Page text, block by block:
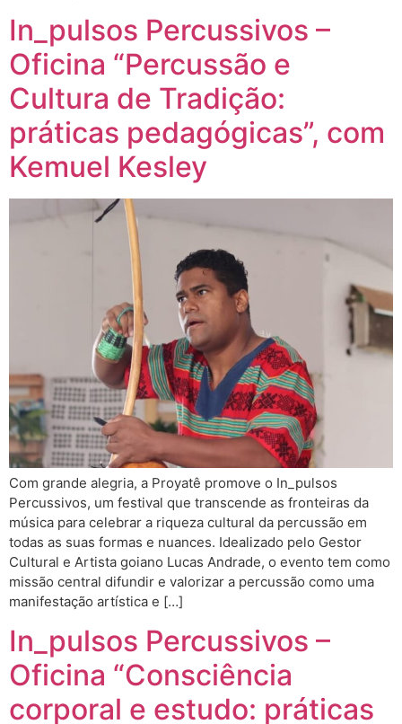
In_pulsos Percussivos –
Oficina “Percussão e
Cultura de Tradição:
práticas pedagógicas”, com
Kemuel Kesley
Com grande alegria, a Proyatê promove o In_pulsos
Percussivos, um festival que transcende as fronteiras da
música para celebrar a riqueza cultural da percussão em
todas as suas formas e nuances. Idealizado pelo Gestor
Cultural e Artista goiano Lucas Andrade, o evento tem como
missão central difundir e valorizar a percussão como uma
manifestação artística e […]
In_pulsos Percussivos –
Oficina “Consciência
corporal e estudo: práticas